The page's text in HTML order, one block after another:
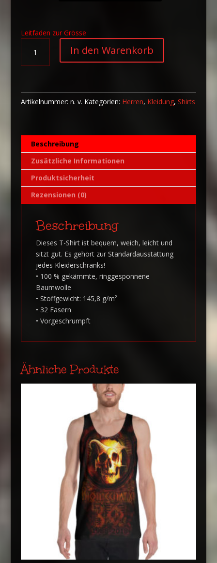
Leitfaden zur Grösse
Shirt
Sissach
In den Warenkorb
n
e
Artikelnummer: n. v. Kategorien: Herren, Kleidung, Shirts
Beschreibung
Zusätzliche Informationen
Produktsicherheit
Rezensionen (0)
Beschreibung
Dieses T-Shirt ist bequem, weich, leicht und
sitzt gut. Es gehört zur Standardausstattung
jedes Kleiderschranks!
• 100 % gekämmte, ringgesponnene
Baumwolle
• Stoffgewicht: 145,8 g/m²
• 32 Fasern
• Vorgeschrumpft
Ähnliche Produkte